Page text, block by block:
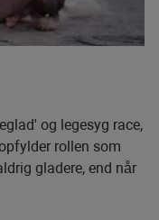
og legesyg race,
rollen som
gladere, end når